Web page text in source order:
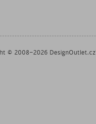
© 2008–2026